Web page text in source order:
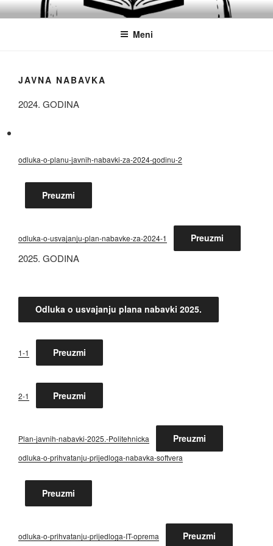
Idi
na
JU SREDNJA POLITEHNIČKA
ŠKOLA MOSTAR
Obrazovanje
Meni
JAVNA NABAVKA
2024. GODINA
odluka-o-planu-javnih-nabavki-za-2024-godinu-2
Preuzmi
odluka-o-usvajanju-plan-nabavke-za-2024-1 Preuzmi
2025. GODINA
Odluka o usvajanju plana nabavki 2025.
1-1 Preuzmi
2-1 Preuzmi
Plan-javnih-nabavki-2025.-Politehnicka Preuzmi
odluka-o-prihvatanju-prijedloga-nabavka-softvera
Preuzmi
odluka-o-prihvatanju-prijedloga-IT-oprema Preuzmi